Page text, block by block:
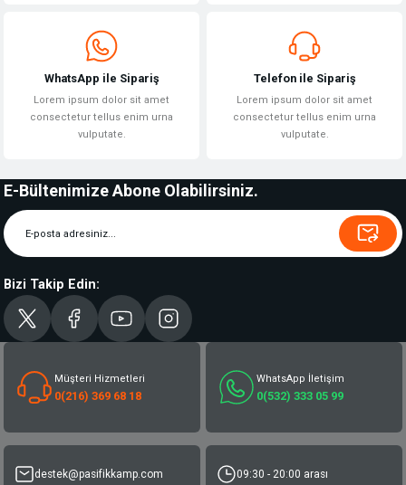
WhatsApp ile Sipariş
Lorem ipsum dolor sit amet
consectetur tellus enim urna
vulputate.
Telefon ile Sipariş
Lorem ipsum dolor sit amet
consectetur tellus enim urna
vulputate.
E-Bültenimize Abone Olabilirsiniz.
Bizi Takip Edin:
Müşteri Hizmetleri
0(216) 369 68 18
WhatsApp İletişim
0(532) 333 05 99
destek@pasifikkamp.com 09:30 - 20:00 arası